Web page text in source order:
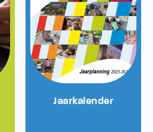
Jaarkalender